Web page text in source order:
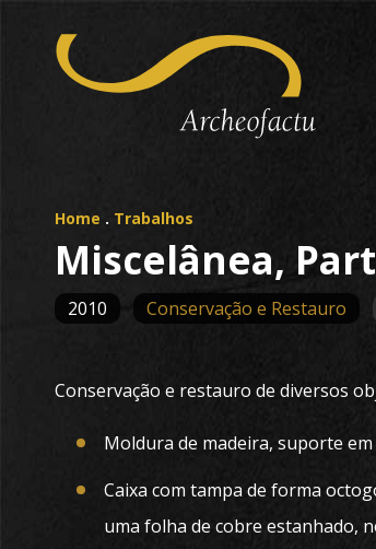
Home . Trabalhos
Miscelânea,
2010 Conservação e Restauro
Conservação e restauro de diversos
Moldura de madeira, suporte
Caixa com tampa de forma
uma folha de cobre estanhado,